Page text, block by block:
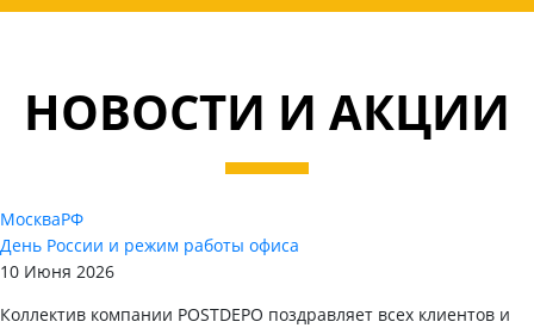
НОВОСТИ И АКЦИИ
МоскваРФ
День России и режим работы офиса
10 Июня 2026
Коллектив компании POSTDEPO поздравляет всех клиентов и